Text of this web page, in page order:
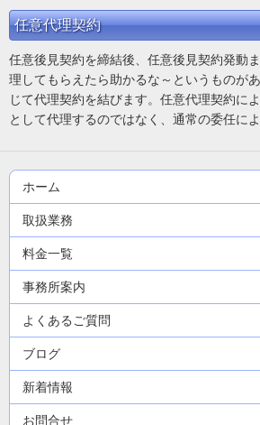
任意代理契約
任意後見契約を締結後、任意後見契約発動
理してもらえたら助かるな～というものが
じて代理契約を結びます。任意代理契約に
として代理するのではなく、通常の委任に
ホーム
取扱業務
料金一覧
事務所案内
よくあるご質問
ブログ
新着情報
お問合せ